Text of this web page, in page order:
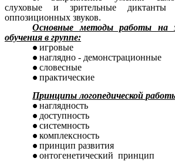
слуховые и зрительные диктанты
оппозиционных звуков.
Основные методы работы на
обучения в группе:
игровые
наглядно - демонстрационные
словесные
практические
Принципы логопедической
наглядность
доступность
системность
комплексность
принцип развития
онтогенетический принцип